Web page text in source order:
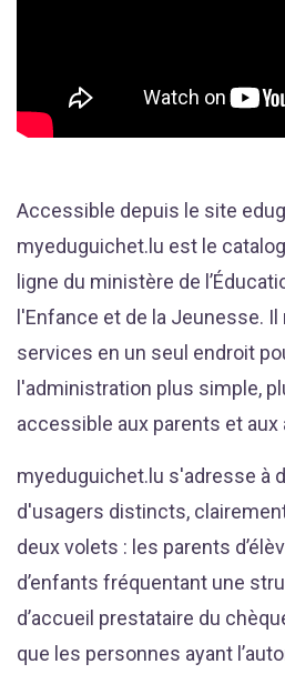
Accessible depuis le site
myeduguichet.lu est le
ligne du ministère de
l'Enfance et de la Jeunesse.
services en un seul endroit
l'administration plus simple,
accessible aux parents et aux
myeduguichet.lu s'adresse à
d'usagers distincts,
deux volets : les parents
d’enfants fréquentant une
d’accueil prestataire du
que les personnes ayant